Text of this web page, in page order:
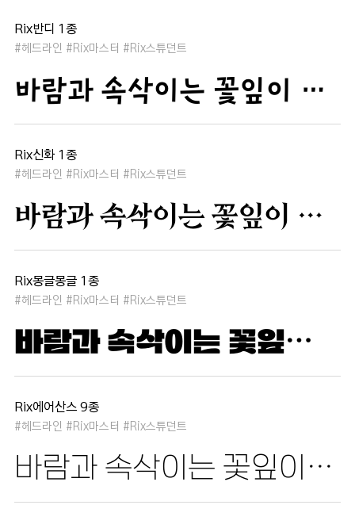
Rix반디 1종
#헤드라인 #Rix마스터 #Rix스튜던트
바람과 속삭이는 꽃잎이 춤추듯 하늘을 날아 새처럼 꿈은 자유롭고 별빛처럼 빛나 새벽의 고요함 속에서 겨울 눈처럼 순수한 열정은 봄을 부른다
Rix신화 1종
#헤드라인 #Rix마스터 #Rix스튜던트
바람과 속삭이는 꽃잎이 춤추듯 하늘을 날아 새처럼 꿈은 자유롭고 별빛처럼 빛나 새벽의 고요함 속에서 겨울 눈처럼 순수한 열정은 봄을 부른다
Rix몽글몽글 1종
#헤드라인 #Rix마스터 #Rix스튜던트
바람과 속삭이는 꽃잎이 춤추듯 하늘을 날아 새처럼 꿈은 자유롭고 별빛처럼 빛나 새벽의 고요함 속에서 겨울 눈처럼 순수한 열정은 봄을 부른다
Rix에어산스 9종
#헤드라인 #Rix마스터 #Rix스튜던트
바람과 속삭이는 꽃잎이 춤추듯 하늘을 날아 새처럼 꿈은 자유롭고 별빛처럼 빛나 새벽의 고요함 속에서 겨울 눈처럼 순수한 열정은 봄을 부른다